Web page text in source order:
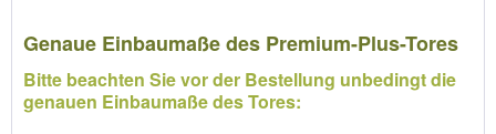
Genaue Einbaumaße des Premium-Plus-Tores
Bitte beachten Sie vor der Bestellung unbedingt die
genauen Einbaumaße des Tores: